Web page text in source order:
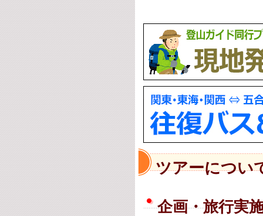
ツアーについ
企画・旅行実